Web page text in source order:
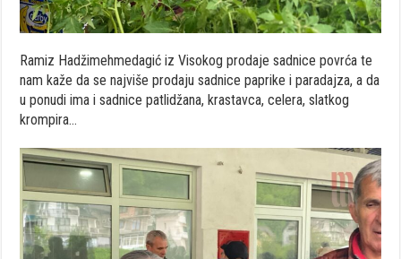
Ramiz Hadžimehmedagić iz Visokog prodaje sadnice povrća te
nam kaže da se najviše prodaju sadnice paprike i paradajza, a da
u ponudi ima i sadnice patlidžana, krastavca, celera, slatkog
krompira…